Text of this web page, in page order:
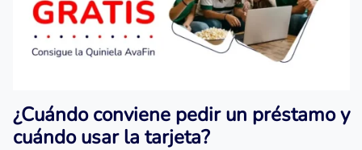
¿Cuándo conviene pedir un préstamo y
cuándo usar la tarjeta?